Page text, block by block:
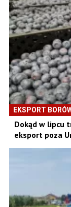
EKSPORT
Dokąd w lipcu
eksport poza